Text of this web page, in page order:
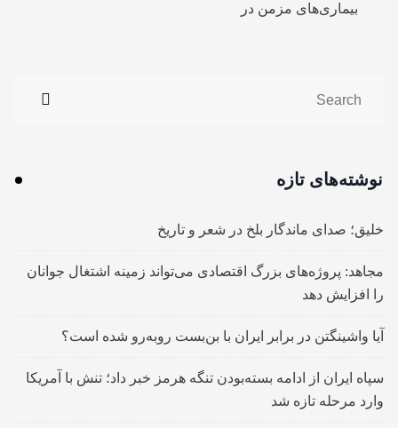
بیماری‌های مزمن در
نوشته‌های تازه
خلیق؛ صدای ماندگار بلخ در شعر و تاریخ
مجاهد: پروژه‌های بزرگ اقتصادی می‌تواند زمینه اشتغال جوانان
را افزایش دهد
آیا واشینگتن در برابر ایران با بن‌بست روبه‌رو شده است؟
سپاه ایران از ادامه بسته‌بودن تنگه هرمز خبر داد؛ تنش با آمریکا
وارد مرحله تازه شد